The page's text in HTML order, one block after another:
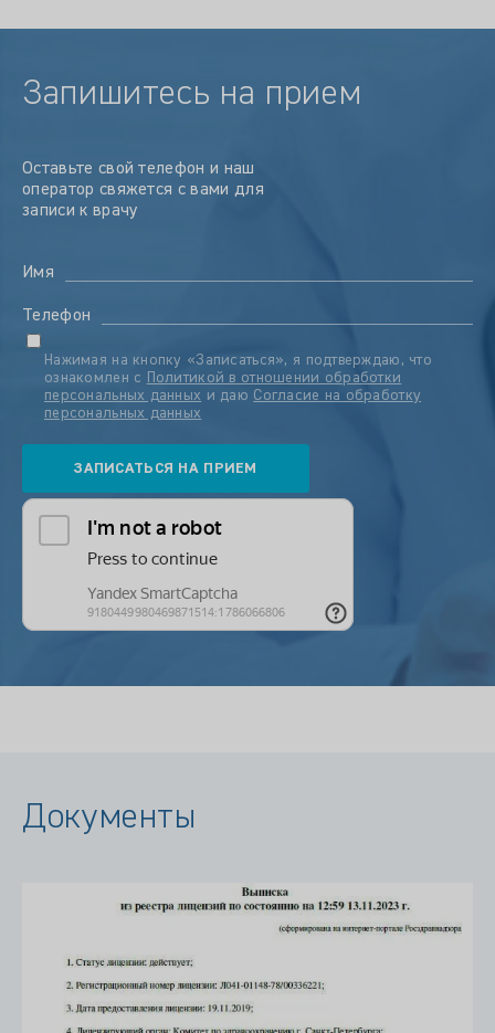
Запишитесь на прием
Оставьте свой телефон и наш
оператор свяжется с вами для
записи к врачу
Имя
Телефон
Нажимая на кнопку «Записаться», я подтверждаю, что
ознакомлен с Политикой в отношении обработки
персональных данных и даю Согласие на обработку
персональных данных
Документы